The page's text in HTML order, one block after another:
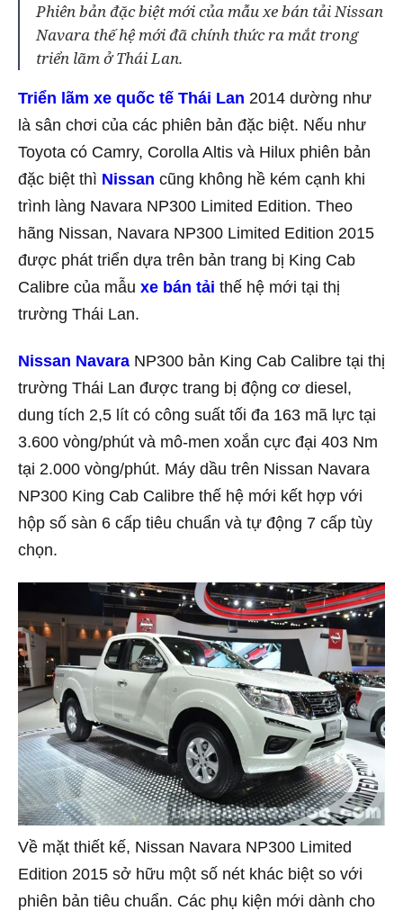
Phiên bản đặc biệt mới của mẫu xe bán tải Nissan
Navara thế hệ mới đã chính thức ra mắt trong
triển lãm ở Thái Lan.
Triển lãm xe quốc tế Thái Lan 2014 dường như
là sân chơi của các phiên bản đặc biệt. Nếu như
Toyota có Camry, Corolla Altis và Hilux phiên bản
đặc biệt thì Nissan cũng không hề kém cạnh khi
trình làng Navara NP300 Limited Edition. Theo
hãng Nissan, Navara NP300 Limited Edition 2015
được phát triển dựa trên bản trang bị King Cab
Calibre của mẫu xe bán tải thế hệ mới tại thị
trường Thái Lan.
Nissan Navara NP300 bản King Cab Calibre tại thị
trường Thái Lan được trang bị động cơ diesel,
dung tích 2,5 lít có công suất tối đa 163 mã lực tại
3.600 vòng/phút và mô-men xoắn cực đại 403 Nm
tại 2.000 vòng/phút. Máy dầu trên Nissan Navara
NP300 King Cab Calibre thế hệ mới kết hợp với
hộp số sàn 6 cấp tiêu chuẩn và tự động 7 cấp tùy
chọn.
Về mặt thiết kế, Nissan Navara NP300 Limited
Edition 2015 sở hữu một số nét khác biệt so với
phiên bản tiêu chuẩn. Các phụ kiện mới dành cho